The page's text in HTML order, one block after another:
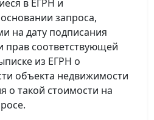
в ЕГРН и
запроса,
на дату подписания
прав соответствующей
из ЕГРН о
объекта недвижимости
о такой стоимости на